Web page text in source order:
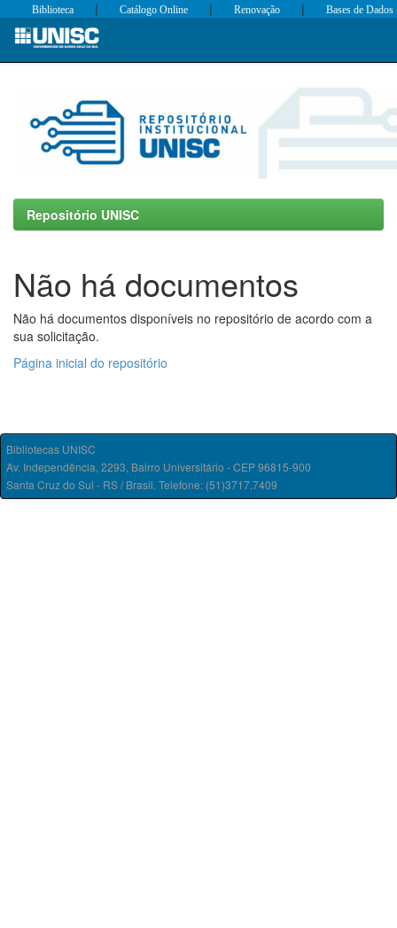
Skip
Biblioteca | Catálogo Online | Renovação | Bases de Dados
Repositório UNISC
Não há documentos
Não há documentos disponíveis no repositório de acordo com a
sua solicitação.
Página inicial do repositório
Bibliotecas UNISC
Av. Independência, 2293, Bairro Universitário - CEP 96815-900
Santa Cruz do Sul - RS / Brasil. Telefone: (51)3717.7409